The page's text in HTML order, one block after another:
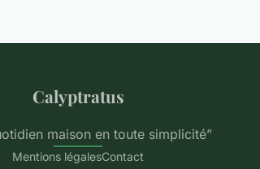
Calyptratus
maison en toute simplicité”
Mentions légalesContact